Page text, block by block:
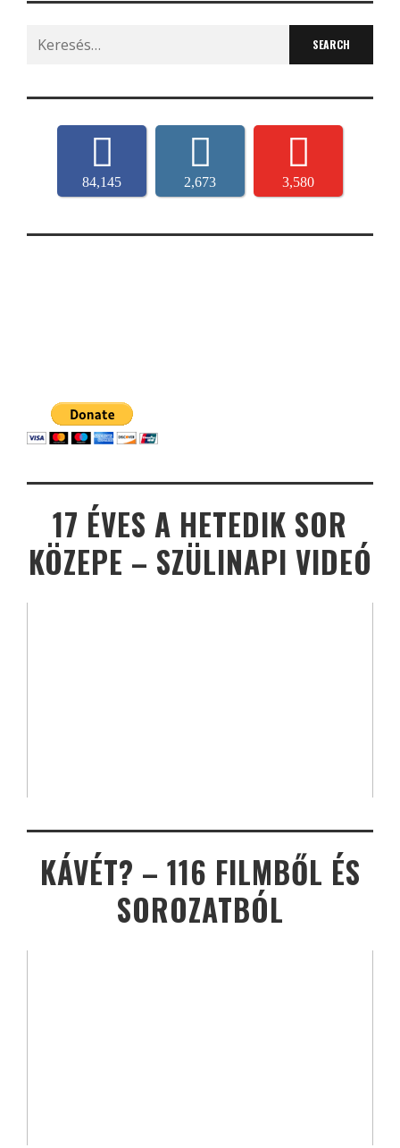
Search
for:
84,145 2,673 3,580
17 ÉVES A HETEDIK SOR
KÖZEPE – SZÜLINAPI VIDEÓ
KÁVÉT? – 116 FILMBŐL ÉS
SOROZATBÓL